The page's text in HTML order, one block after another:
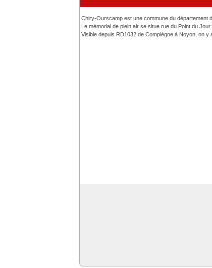
Chiry-Ourscamp est une commune du département
Le mémorial de plein air se situe rue du Point du Jour.
Visible depuis RD1032 de Compiègne à Noyon, on